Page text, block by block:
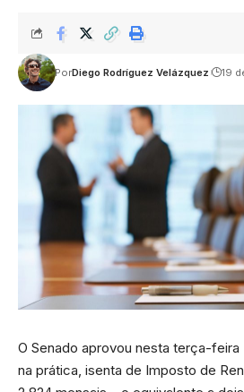
PorDiego Rodríguez Velázquez 19
O Senado aprovou nesta terça-feira
na prática, isenta de Imposto de